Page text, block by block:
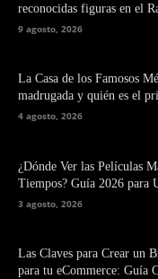
reconocidas figuras en el
9 agosto, 2026
La Casa de los Famosos
madrugada y quién es el
4 agosto, 2026
¿Dónde Ver las Películas
Tiempos? Guía 2026 para
3 agosto, 2026
Las Claves para Crear un
para tu eCommerce: Guía